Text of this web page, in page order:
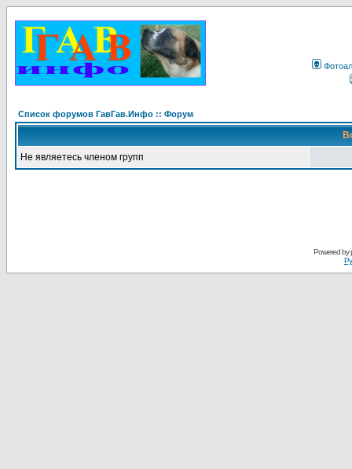
Список форумов ГавГав.Инфо :: Форум
Не являетесь членом групп
Powered by